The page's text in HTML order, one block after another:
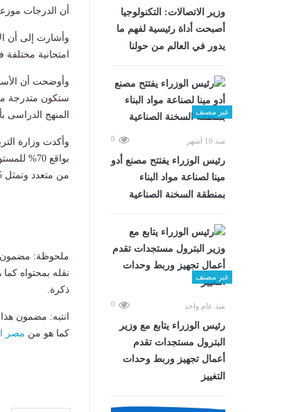
وزير الاتصالات: التكنولوجيا
أصبحت أداة رئيسية لفهم ما
يدور في العالم من حولنا
غير مصنف
منذ 10 أشهر 0
رئيس الوزراء يفتتح مصنع أدو
مينا لصناعة مواد البناء
بمنطقة السخنة الصناعية
غير مصنف
منذ عام واحد 0
رئيس الوزراء يتابع مع وزير
البترول مستجدات تقدم
أعمال تجهيز وربط وحدات
التغييز
أن الدرجات
امتحانية
وأوضحت أن
ستكون متدرجة
المنهج الدراسى
وأكدت وزارة
من متعدد وتمثل 85% و15% مقالية.
ملحوظة: مضمون
نقله بمحتواه
ذكرة.
انتبه: مضمون
كما هو من مصر